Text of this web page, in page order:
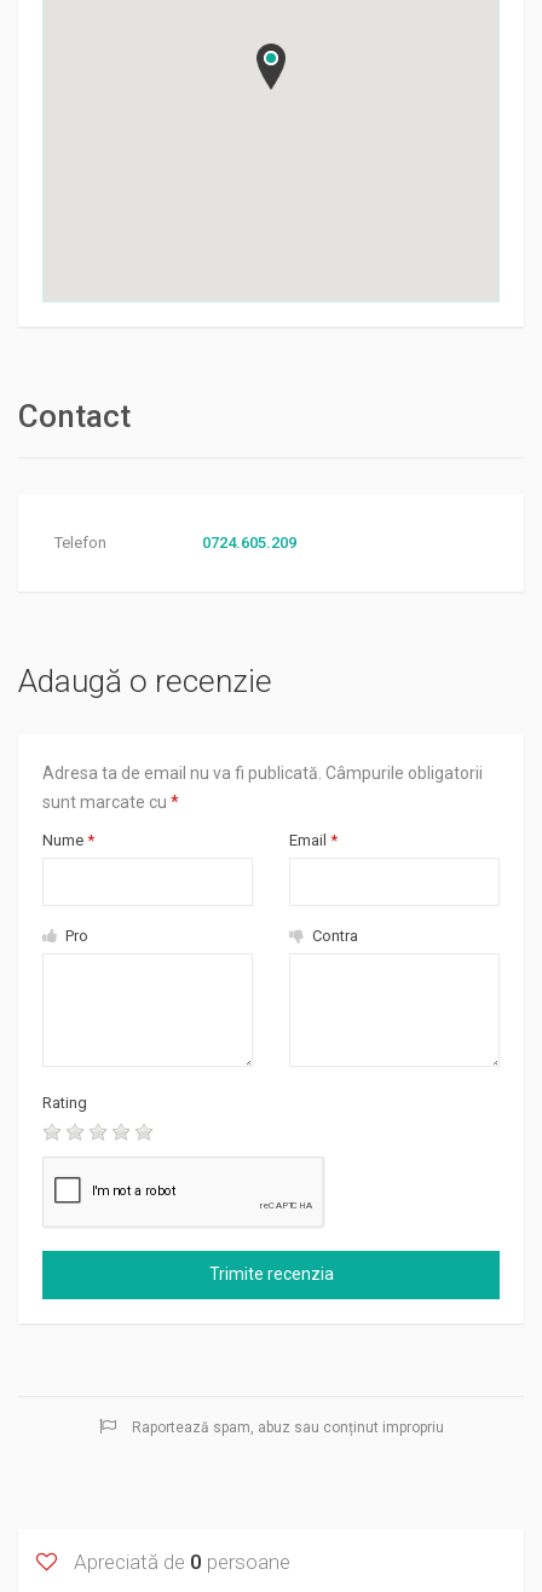
Contact
Telefon 0724.605.209
Adaugă o recenzie
Adresa ta de email nu va fi publicată. Câmpurile obligatorii
sunt marcate cu *
Nume * Email *
Pro Contra
Rating
Raportează spam, abuz sau conținut impropriu
Apreciată de 0 persoane